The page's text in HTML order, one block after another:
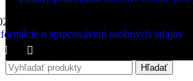
LUCCA s.r.o., Zvolenská cesta 14, 974
o spracovávaní osobných údajov
Hľadať